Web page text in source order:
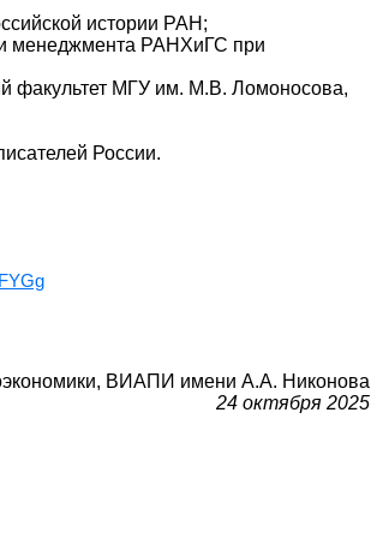
истории РАН;
менеджмента РАНХиГС при
факультет МГУ им. М.В. Ломоносова,
России.
ВИАПИ имени А.А. Никонова
24 октября 2025